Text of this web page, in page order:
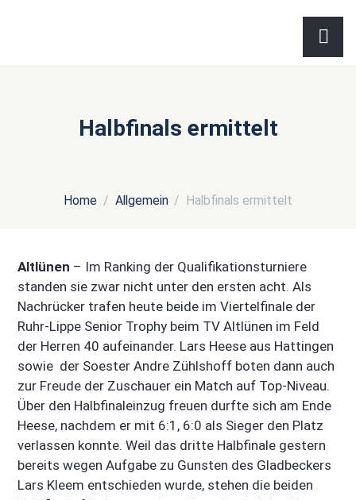
Halbfinals ermittelt
Home Allgemein Halbfinals ermittelt
Altlünen – Im Ranking der Qualifikationsturniere
standen sie zwar nicht unter den ersten acht. Als
Nachrücker trafen heute beide im Viertelfinale der
Ruhr-Lippe Senior Trophy beim TV Altlünen im Feld
der Herren 40 aufeinander. Lars Heese aus Hattingen
sowie der Soester Andre Zühlshoff boten dann auch
zur Freude der Zuschauer ein Match auf Top-Niveau.
Über den Halbfinaleinzug freuen durfte sich am Ende
Heese, nachdem er mit 6:1, 6:0 als Sieger den Platz
verlassen konnte. Weil das dritte Halbfinale gestern
bereits wegen Aufgabe zu Gunsten des Gladbeckers
Lars Kleem entschieden wurde, stehen die beiden